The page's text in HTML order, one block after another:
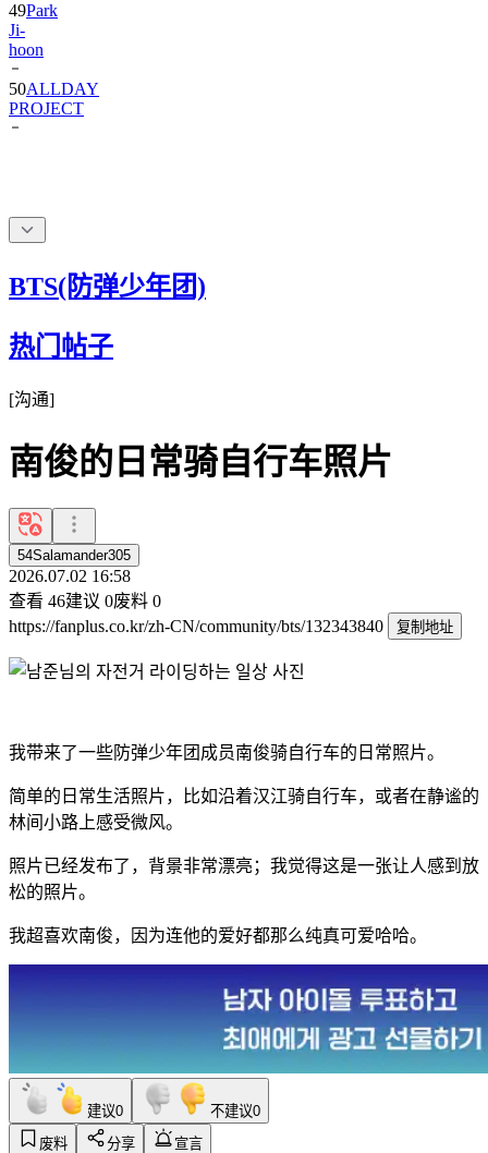
49Park
Ji-
hoon
50ALLDAY
PROJECT
BTS(防弹少年团)
热门帖子
[沟通]
南俊的日常骑自行车照片
54Salamander305
2026.07.02 16:58
查看 46建议 0废料 0
https://fanplus.co.kr/zh-CN/community/bts/132343840
复制地址
我带来了一些防弹少年团成员南俊骑自行车的日常照片。
简单的日常生活照片，比如沿着汉江骑自行车，或者在静谧的
林间小路上感受微风。
照片已经发布了，背景非常漂亮；我觉得这是一张让人感到放
松的照片。
我超喜欢南俊，因为连他的爱好都那么纯真可爱哈哈。
建议0 不建议0
废料
分享
宣言